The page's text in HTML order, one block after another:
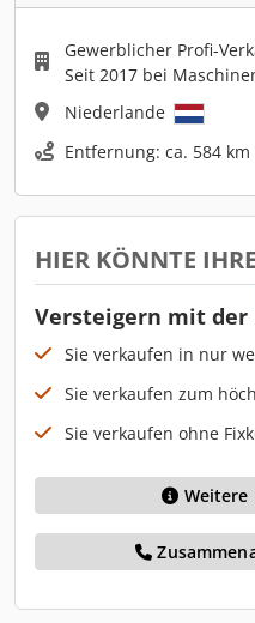
Gewerblicher Profi-
Seit 2017 bei
Niederlande
Entfernung: ca. 584 km
HIER KÖNNTE
Versteigern mit der
Sie verkaufen in nur
Sie verkaufen zum
Sie verkaufen ohne